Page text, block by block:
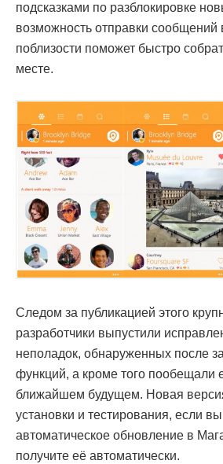
подсказками по разблокировке
возможность отправки сообщений
поблизости поможет быстро
месте.
Следом за публикацией этого
разработчики выпустили
неполадок, обнаруженных после
функций, а кроме того пообещали
ближайшем будущем. Новая
установки и тестирования, если
автоматическое обновление в
получите её автоматически.